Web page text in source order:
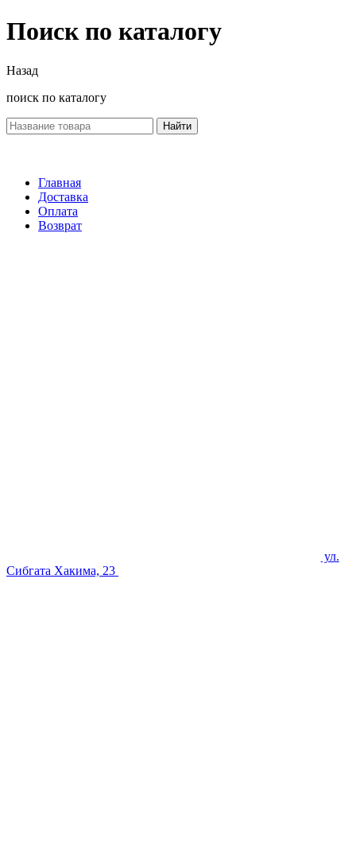
Поиск по каталогу
Назад
поиск по каталогу
Найти
Главная
Доставка
Оплата
Возврат
ул.
Сибгата Хакима, 23